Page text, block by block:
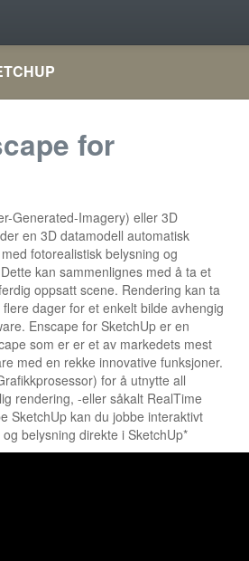
for
Generated-Imagery) eller 3D
en 3D datamodell automatisk
fotorealistisk belysning og
kan sammenlignes med å ta et
oppsatt scene. Rendering kan ta
dager for et enkelt bilde avhengig
Enscape for SketchUp er en
som er er et av markedets mest
med en rekke innovative funksjoner.
for å utnytte all
rendering, -eller såkalt RealTime
SketchUp kan du jobbe interaktivt
belysning direkte i SketchUp*